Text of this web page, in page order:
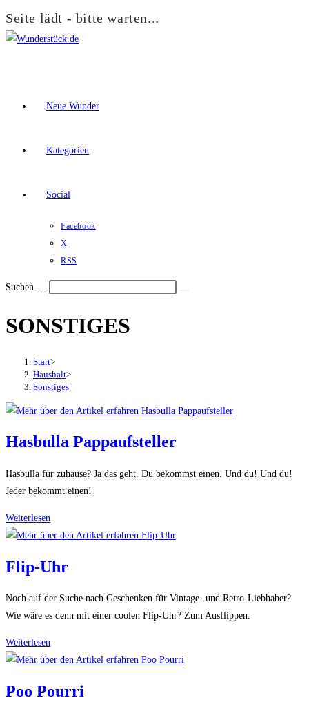
Seite lädt - bitte warten...
Zum
Neue Wunder
Kategorien
Social
Facebook
X
RSS
Suchen …
den
Menü
oder
SONSTIGES
Start>
Haushalt>
Sonstiges
Hasbulla Pappaufsteller
Hasbulla für zuhause? Ja das geht. Du bekommst einen. Und du! Und du!
Jeder bekommt einen!
Weiterlesen
Pappaufsteller
Flip-Uhr
Noch auf der Suche nach Geschenken für Vintage- und Retro-Liebhaber?
Wie wäre es denn mit einer coolen Flip-Uhr? Zum Ausflippen.
Weiterlesen
Uhr
Poo Pourri